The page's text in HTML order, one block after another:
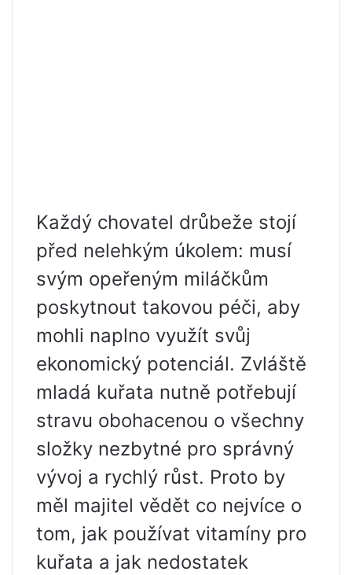
Každý chovatel drůbeže stojí
před nelehkým úkolem: musí
svým opeřeným miláčkům
poskytnout takovou péči, aby
mohli naplno využít svůj
ekonomický potenciál. Zvláště
mladá kuřata nutně potřebují
stravu obohacenou o všechny
složky nezbytné pro správný
vývoj a rychlý růst. Proto by
měl majitel vědět co nejvíce o
tom, jak používat vitamíny pro
kuřata a jak nedostatek